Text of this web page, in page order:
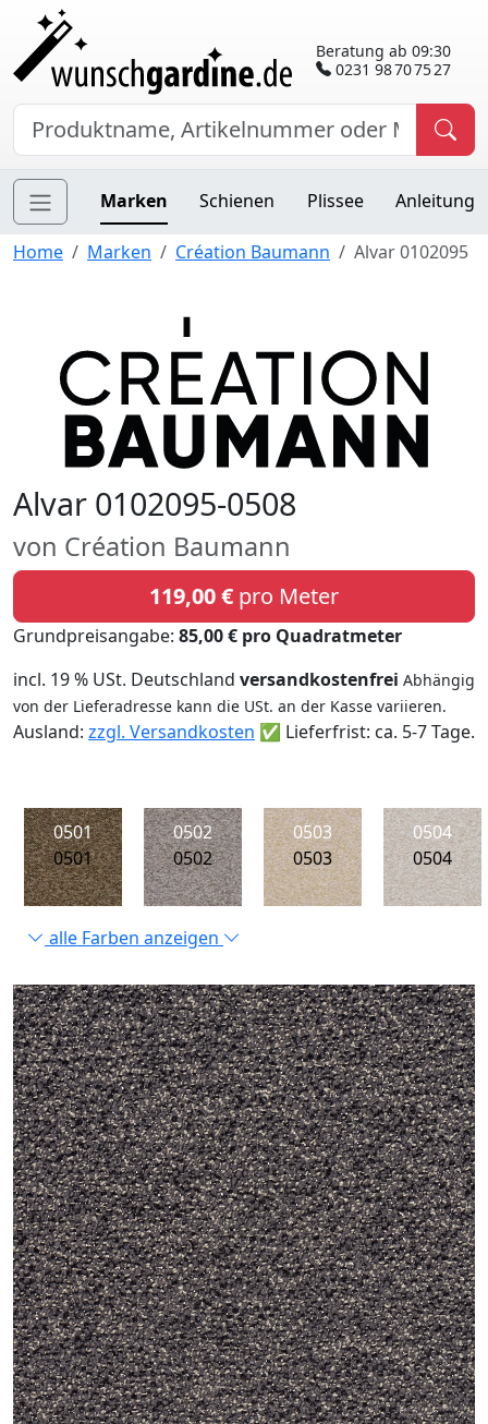
Beratung ab 09:30
0231 98 70 75 27
Marken Schienen Plissee Anleitung
Home Marken Création Baumann Alvar 0102095
Alvar 0102095-0508
von Création Baumann
119,00 € pro Meter
Grundpreisangabe: 85,00 € pro Quadratmeter
incl. 19 % USt. Deutschland versandkostenfrei Abhängig
von der Lieferadresse kann die USt. an der Kasse variieren.
Ausland: zzgl. Versandkosten ✅ Lieferfrist: ca. 5-7 Tage.
0501
0501
0502
0502
0503
0503
0504
0504
alle Farben anzeigen